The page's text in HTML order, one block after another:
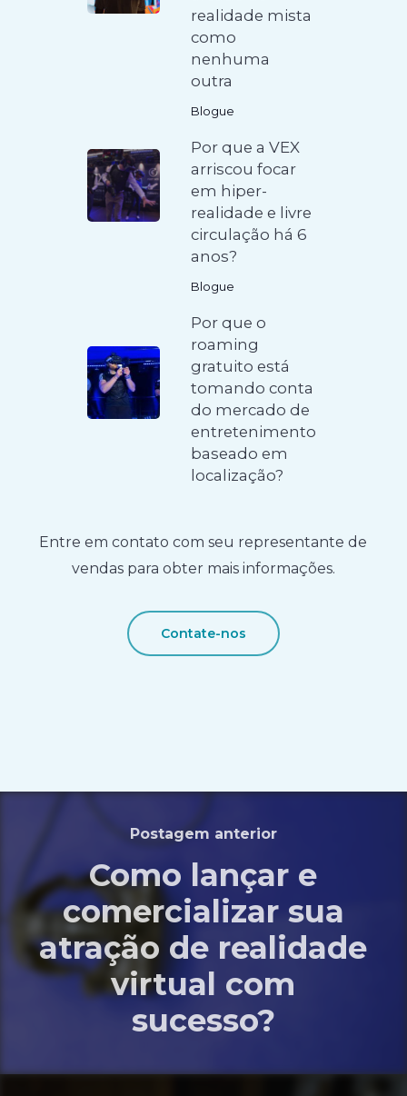
realidade mista
como
nenhuma
outra
Blogue
Por que a VEX
arriscou focar
em hiper-
realidade e livre
circulação há 6
anos?
Blogue
Por que o
roaming
gratuito está
tomando conta
do mercado de
entretenimento
baseado em
localização?
Entre em contato com seu representante de
vendas para obter mais informações.
Contate-nos
Postagem anterior
Como lançar e
comercializar sua
atração de realidade
virtual com
sucesso?